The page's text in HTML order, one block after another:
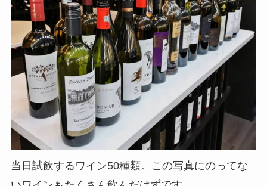
当日試飲するワイン50種類。この写真にのってな